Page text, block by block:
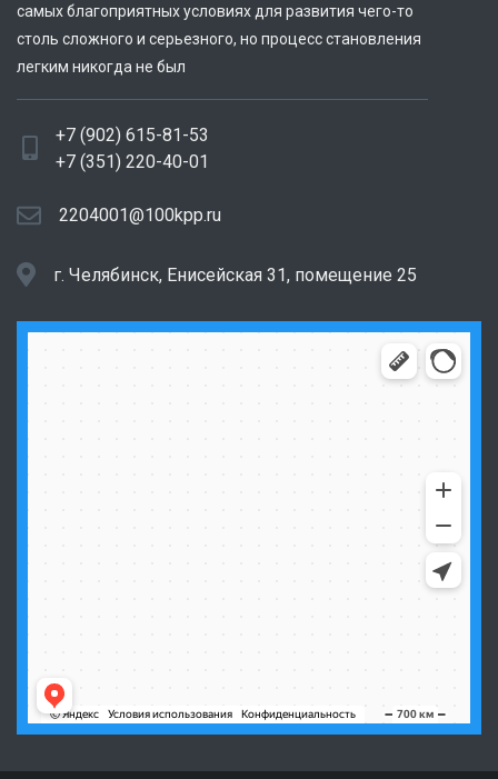
самых благоприятных условиях для развития чего-то
столь сложного и серьезного, но процесс становления
легким никогда не был
+7 (902) 615-81-53
+7 (351) 220-40-01
2204001@100kpp.ru
г. Челябинск, Енисейская 31, помещение 25